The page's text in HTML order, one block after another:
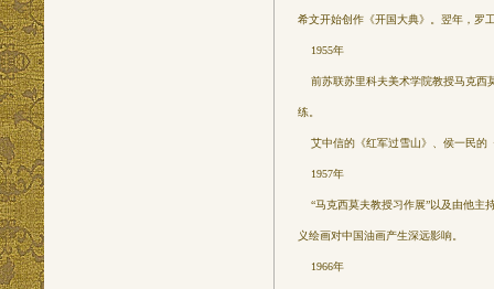
希文开始创作《开国大典》。翌年，罗
1955年
前苏联苏里科夫美术学院教授马克西
练。
艾中信的《红军过雪山》、侯一民的
1957年
“马克西莫夫教授习作展”以及由他主
义绘画对中国油画产生深远影响。
1966年